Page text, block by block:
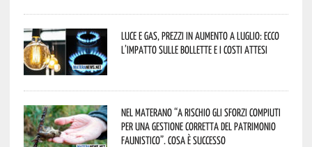
Luce e gas, prezzi in aumento a luglio: ecco
l’impatto sulle bollette e i costi attesi
Nel materano “a rischio gli sforzi compiuti
per una gestione corretta del patrimonio
faunistico”. Cosa è successo